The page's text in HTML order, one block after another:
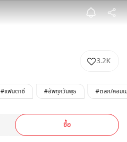
แม่มดสาว 30ยัง
3.2K
#แฟนตาซี #อัพทุกวันพุธ #ตลก/คอมเ
ซื้อ